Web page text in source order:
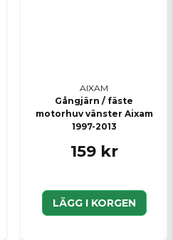
AIXAM
Gångjärn / fäste
motorhuv vänster Aixam
1997-2013
159 kr
LÄGG I KORGEN